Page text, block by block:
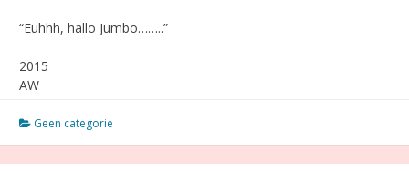
“Euhhh, hallo Jumbo……..”
2015
AW
Geen categorie